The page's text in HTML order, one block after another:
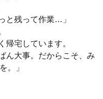
と残って作業…」
帰宅しています。
ん大事。だからこそ、み
。」